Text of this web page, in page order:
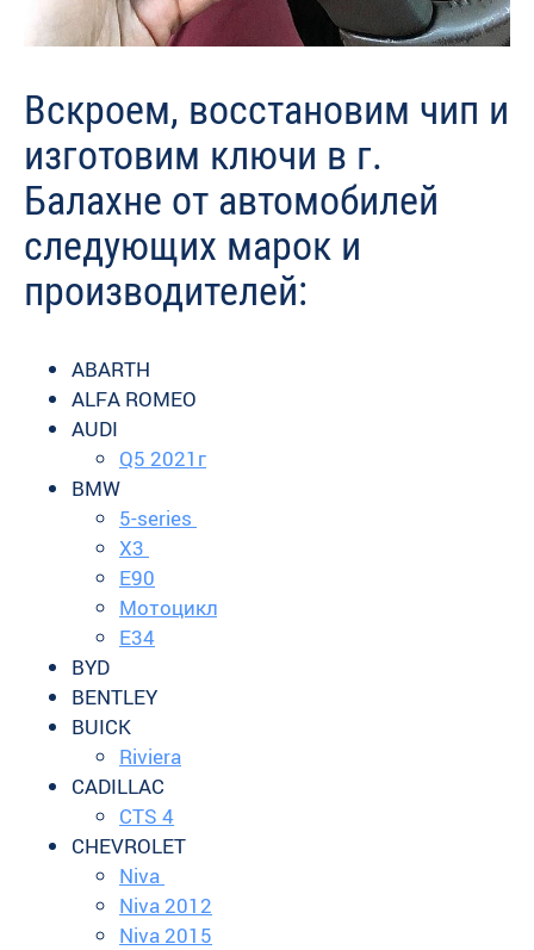
Вскроем, восстановим чип и
изготовим ключи в г.
Балахне от автомобилей
следующих марок и
производителей:
ABARTH
ALFA ROMEO
AUDI
Q5 2021г
BMW
5-series
X3
E90
Мотоцикл
Е34
BYD
BENTLEY
BUICK
Riviera
CADILLAC
CTS 4
CHEVROLET
Niva
Niva 2012
Niva 2015